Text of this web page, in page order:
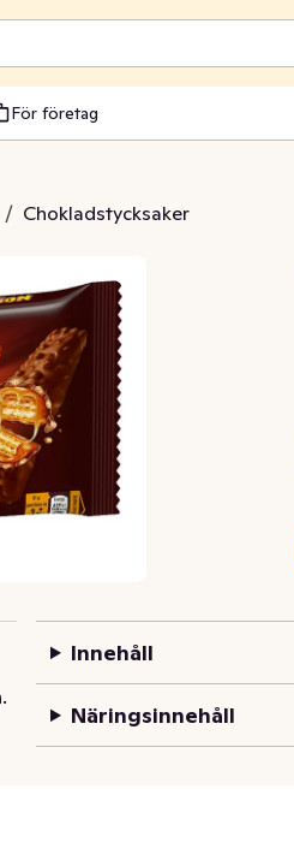
För företag
/ Chokladstycksaker
Innehåll
Näringsinnehåll